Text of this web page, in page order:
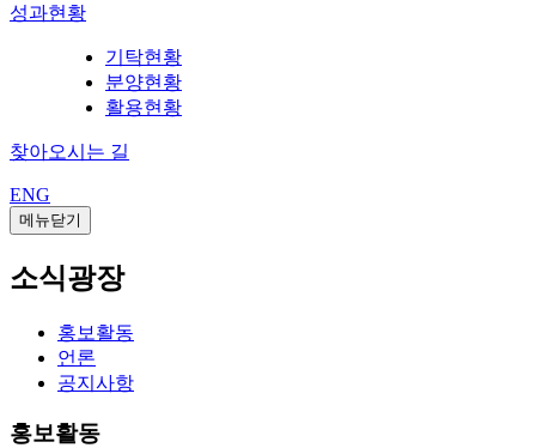
성과현황
기탁현황
분양현황
활용현황
찾아오시는 길
ENG
메뉴닫기
소식광장
홍보활동
언론
공지사항
홍보활동